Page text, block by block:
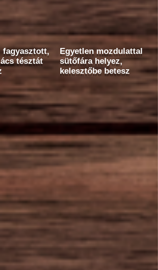
fagyasztott,
tésztát
Egyetlen mozdulattal
sütőfára helyez,
kelesztőbe betesz